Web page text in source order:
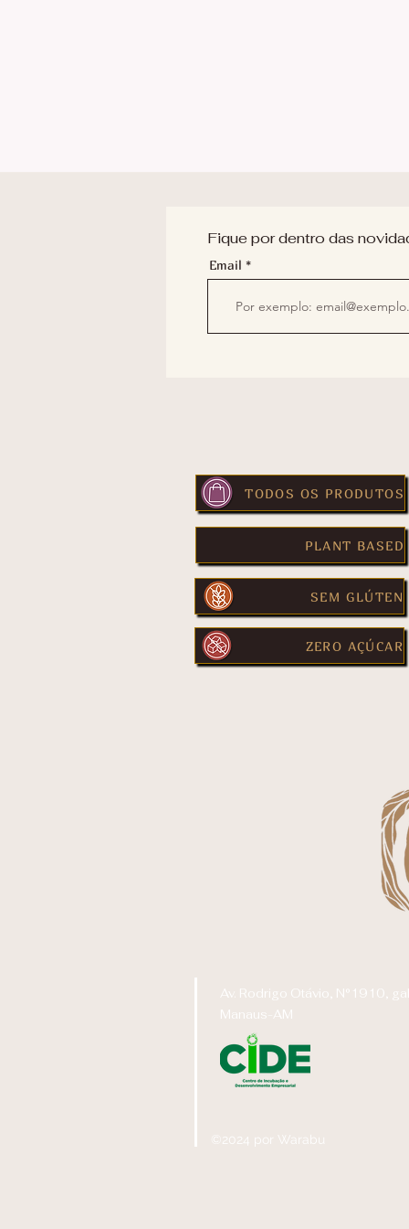
Fique por dentro das
Email
TODOS OS PRODUTOS
PLANT BASED
SEM GLÚTEN
ZERO AÇÚCAR
Av. Rodrigo Otávio, N°1910,
Manaus-AM
©2024 por Warabu